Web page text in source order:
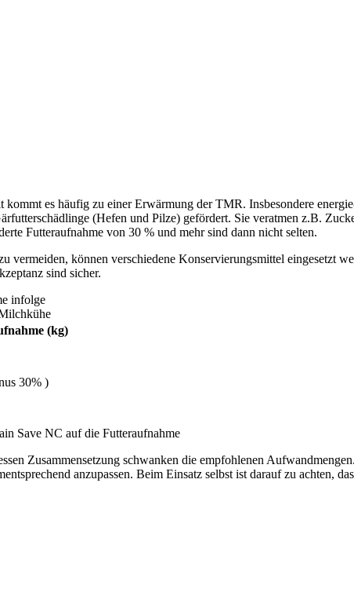
kommt es häufig zu einer Erwärmung der TMR. Insbesondere
(Hefen und Pilze) gefördert. Sie veratmen z.B.
Futteraufnahme von 30 % und mehr sind dann nicht selten.
vermeiden, können verschiedene Konservierungsmittel eingesetzt
sind sicher.
infolge
(kg)
30% )
Zusammensetzung schwanken die empfohlenen
anzupassen. Beim Einsatz selbst ist darauf zu achten,